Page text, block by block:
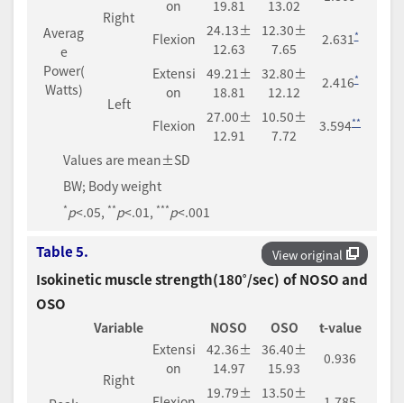
Averag
e
Power(
Watts)
Right
on
19.81
13.02
Flexion
24.13±
12.63
12.30±
7.65
2.631*
Left
Extensi
on
49.21±
18.81
32.80±
12.12
2.416*
Flexion
27.00±
12.91
10.50±
7.72
3.594**
Values are mean±SD
BW; Body weight
*p<.05, **p<.01, ***p<.001
View original
Table 5.
Isokinetic muscle strength(180˚/sec) of NOSO and
OSO
Variable NOSO OSO t-value
Right
Extensi
on
42.36±
14.97
36.40±
15.93
0.936
19.79±
13.50±